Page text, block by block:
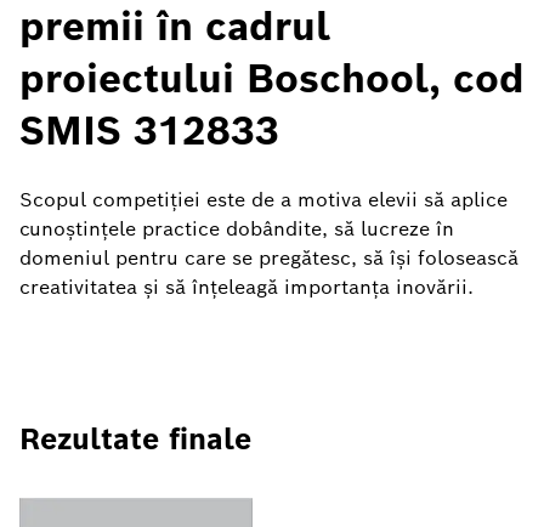
premii în cadrul
proiectului Boschool, cod
SMIS 312833
Scopul competiției este de a motiva elevii să aplice
cunoștințele practice dobândite, să lucreze în
domeniul pentru care se pregătesc, să își folosească
creativitatea și să înțeleagă importanța inovării.
Rezultate finale